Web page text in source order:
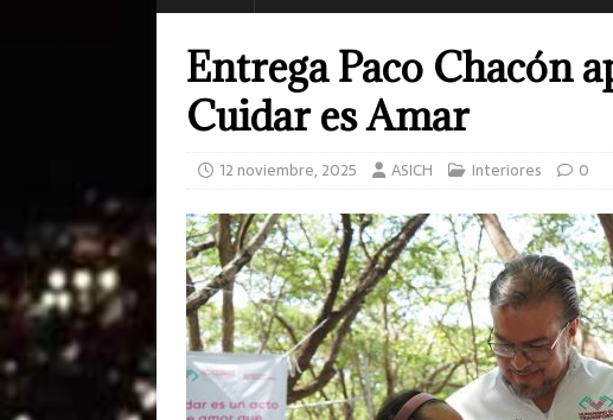
Entrega Paco Chacón
Cuidar es Amar
12 noviembre, 2025 ASICH Interiores 0